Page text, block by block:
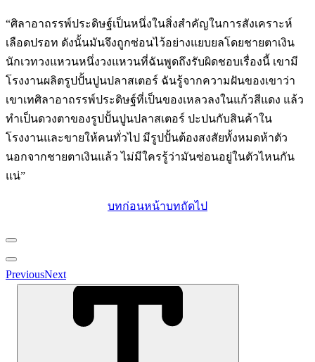
“ศิลาอาถรรพ์ประดิษฐ์เป็นหนึ่งในสิ่งสำคัญในการสังเคราะห์
เลือดปรอท ดังนั้นมันจึงถูกซ่อนไว้อย่างแยบยลโดยชายตาเงิน
นักเวทวงแหวนหนึ่งวงแหวนที่ฉันพูดถึงรับผิดชอบเรื่องนี้ เขามี
โรงงานผลิตรูปปั้นปูนปลาสเตอร์ ฉันรู้จากความฝันของเขาว่า
เขาเทศิลาอาถรรพ์ประดิษฐ์ที่เป็นของเหลวลงในแก้วสีแดง แล้ว
ทำเป็นดวงตาของรูปปั้นปูนปลาสเตอร์ ปะปนกับสินค้าใน
โรงงานและขายให้คนทั่วไป มีรูปปั้นต้องสงสัยทั้งหมดห้าตัว
นอกจากชายตาเงินแล้ว ไม่มีใครรู้ว่ามันซ่อนอยู่ในตัวไหนกัน
แน่”
บทก่อนหน้าบทถัดไป
PreviousNext